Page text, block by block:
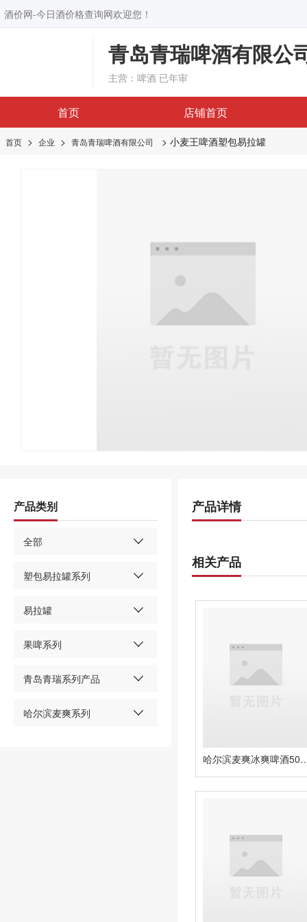
酒价网-今日酒价格查询网欢迎您！
青岛青瑞啤酒有限公
主营：啤酒 已年审
首页 店铺首页
首页 > 企业 > 青岛青瑞啤酒有限公司 > 小麦王啤酒塑包易拉罐
产品类别
全部
塑包易拉罐系列
易拉罐
果啤系列
青岛青瑞系列产品
哈尔滨麦爽系列
产品详情
相关产品
哈尔滨麦爽冰